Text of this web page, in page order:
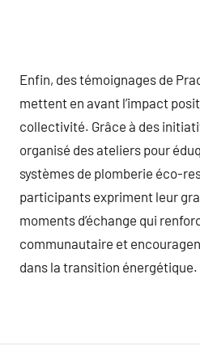
Enfin, des témoignages de
mettent en avant l’impact
collectivité. Grâce à des
organisé des ateliers pour
systèmes de plomberie éco-
participants expriment leur
moments d’échange qui
communautaire et
dans la transition énergétique.